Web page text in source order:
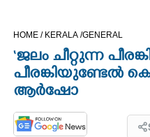
CINEMA
OPINION
PHOTOS
HOME / KERALA /GENERAL
‘ജലം ചീറ്റുന്ന
പീരങ്കിയുണ്ടേൽ
ആർഷോ